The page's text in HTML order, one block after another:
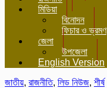
মিডিয়া
বিনোদন
ফিচার ও ভ্রমণ
জেলা
উপজেলা
English Version
জাতীয়, রাজনীতি, লিড নিউজ, শীর্ষ